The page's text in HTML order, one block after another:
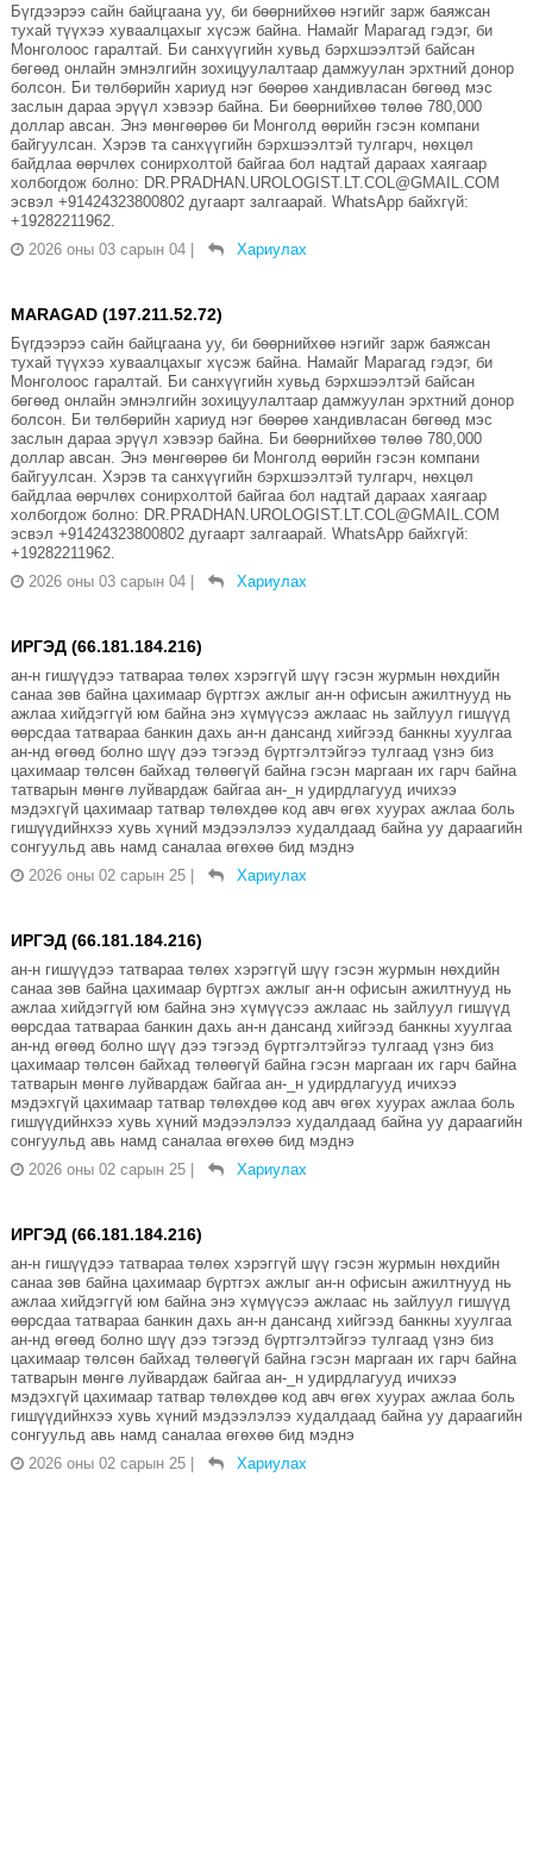
Бүгдээрээ сайн байцгаана уу, би бөөрнийхөө нэгийг зарж баяжсан
тухай түүхээ хуваалцахыг хүсэж байна. Намайг Марагад гэдэг, би
Монголоос гаралтай. Би санхүүгийн хувьд бэрхшээлтэй байсан
бөгөөд онлайн эмнэлгийн зохицуулалтаар дамжуулан эрхтний донор
болсон. Би төлбөрийн хариуд нэг бөөрөө хандивласан бөгөөд мэс
заслын дараа эрүүл хэвээр байна. Би бөөрнийхөө төлөө 780,000
доллар авсан. Энэ мөнгөөрөө би Монголд өөрийн гэсэн компани
байгуулсан. Хэрэв та санхүүгийн бэрхшээлтэй тулгарч, нөхцөл
байдлаа өөрчлөх сонирхолтой байгаа бол надтай дараах хаягаар
холбогдож болно: DR.PRADHAN.UROLOGIST.LT.COL@GMAIL.COM
эсвэл +91424323800802 дугаарт залгаарай. WhatsApp байхгүй:
+19282211962.
2026 оны 03 сарын 04 | Хариулах
MARAGAD (197.211.52.72)
Бүгдээрээ сайн байцгаана уу, би бөөрнийхөө нэгийг зарж баяжсан
тухай түүхээ хуваалцахыг хүсэж байна. Намайг Марагад гэдэг, би
Монголоос гаралтай. Би санхүүгийн хувьд бэрхшээлтэй байсан
бөгөөд онлайн эмнэлгийн зохицуулалтаар дамжуулан эрхтний донор
болсон. Би төлбөрийн хариуд нэг бөөрөө хандивласан бөгөөд мэс
заслын дараа эрүүл хэвээр байна. Би бөөрнийхөө төлөө 780,000
доллар авсан. Энэ мөнгөөрөө би Монголд өөрийн гэсэн компани
байгуулсан. Хэрэв та санхүүгийн бэрхшээлтэй тулгарч, нөхцөл
байдлаа өөрчлөх сонирхолтой байгаа бол надтай дараах хаягаар
холбогдож болно: DR.PRADHAN.UROLOGIST.LT.COL@GMAIL.COM
эсвэл +91424323800802 дугаарт залгаарай. WhatsApp байхгүй:
+19282211962.
2026 оны 03 сарын 04 | Хариулах
ИРГЭД (66.181.184.216)
ан-н гишүүдээ татвараа төлөх хэрэггүй шүү гэсэн журмын нөхдийн
санаа зөв байна цахимаар бүртгэх ажлыг ан-н офисын ажилтнууд нь
ажлаа хийдэггүй юм байна энэ хүмүүсээ ажлаас нь зайлуул гишүүд
өөрсдаа татвараа банкин дахь ан-н дансанд хийгээд банкны хуулгаа
ан-нд өгөөд болно шүү дээ тэгээд бүртгэлтэйгээ тулгаад үзнэ биз
цахимаар төлсөн байхад төлөөгүй байна гэсэн маргаан их гарч байна
татварын мөнгө луйвардаж байгаа ан-_н удирдлагууд ичихээ
мэдэхгүй цахимаар татвар төлөхдөө код авч өгөх хуурах ажлаа боль
гишүүдийнхээ хувь хүний мэдээлэлээ худалдаад байна уу дараагийн
сонгуульд авь намд саналаа өгөхөө бид мэднэ
2026 оны 02 сарын 25 | Хариулах
ИРГЭД (66.181.184.216)
ан-н гишүүдээ татвараа төлөх хэрэггүй шүү гэсэн журмын нөхдийн
санаа зөв байна цахимаар бүртгэх ажлыг ан-н офисын ажилтнууд нь
ажлаа хийдэггүй юм байна энэ хүмүүсээ ажлаас нь зайлуул гишүүд
өөрсдаа татвараа банкин дахь ан-н дансанд хийгээд банкны хуулгаа
ан-нд өгөөд болно шүү дээ тэгээд бүртгэлтэйгээ тулгаад үзнэ биз
цахимаар төлсөн байхад төлөөгүй байна гэсэн маргаан их гарч байна
татварын мөнгө луйвардаж байгаа ан-_н удирдлагууд ичихээ
мэдэхгүй цахимаар татвар төлөхдөө код авч өгөх хуурах ажлаа боль
гишүүдийнхээ хувь хүний мэдээлэлээ худалдаад байна уу дараагийн
сонгуульд авь намд саналаа өгөхөө бид мэднэ
2026 оны 02 сарын 25 | Хариулах
ИРГЭД (66.181.184.216)
ан-н гишүүдээ татвараа төлөх хэрэггүй шүү гэсэн журмын нөхдийн
санаа зөв байна цахимаар бүртгэх ажлыг ан-н офисын ажилтнууд нь
ажлаа хийдэггүй юм байна энэ хүмүүсээ ажлаас нь зайлуул гишүүд
өөрсдаа татвараа банкин дахь ан-н дансанд хийгээд банкны хуулгаа
ан-нд өгөөд болно шүү дээ тэгээд бүртгэлтэйгээ тулгаад үзнэ биз
цахимаар төлсөн байхад төлөөгүй байна гэсэн маргаан их гарч байна
татварын мөнгө луйвардаж байгаа ан-_н удирдлагууд ичихээ
мэдэхгүй цахимаар татвар төлөхдөө код авч өгөх хуурах ажлаа боль
гишүүдийнхээ хувь хүний мэдээлэлээ худалдаад байна уу дараагийн
сонгуульд авь намд саналаа өгөхөө бид мэднэ
2026 оны 02 сарын 25 | Хариулах